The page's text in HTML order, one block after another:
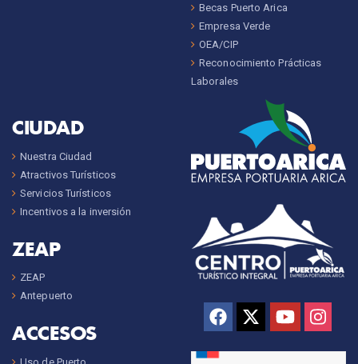
Becas Puerto Arica
Empresa Verde
OEA/CIP
Reconocimiento Prácticas
Laborales
CIUDAD
Nuestra Ciudad
Atractivos Turísticos
Servicios Turísticos
Incentivos a la inversión
ZEAP
ZEAP
Antepuerto
ACCESOS
Uso de Puerto